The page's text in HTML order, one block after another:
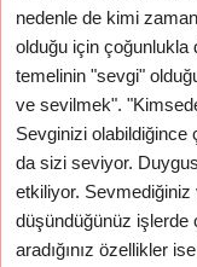
nedenle de kimi
olduğu için çoğunlukla
temelinin "sevgi"
ve sevilmek".
Sevginizi
da sizi seviyor.
etkiliyor. Sevmediğiniz
düşündüğünüz işlerde
aradığınız özellikler